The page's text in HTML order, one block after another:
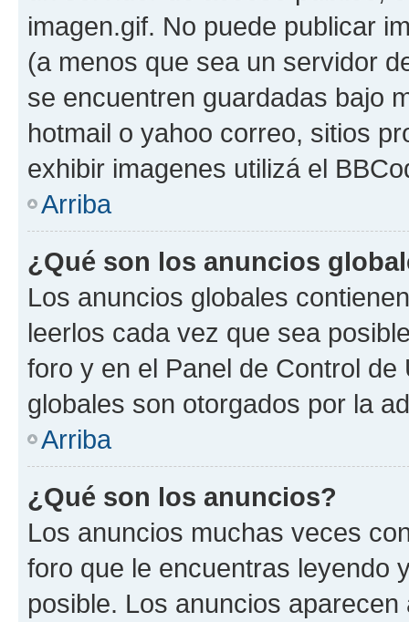
imagen.gif. No puede publicar
(a menos que sea un servidor
se encuentren guardadas bajo
hotmail o yahoo correo, sitios
exhibir imagenes utilizá el
Arriba
¿Qué son los anuncios
Los anuncios globales
leerlos cada vez que sea
foro y en el Panel de Control
globales son otorgados por la
Arriba
¿Qué son los anuncios?
Los anuncios muchas veces
foro que le encuentras leyendo
posible. Los anuncios